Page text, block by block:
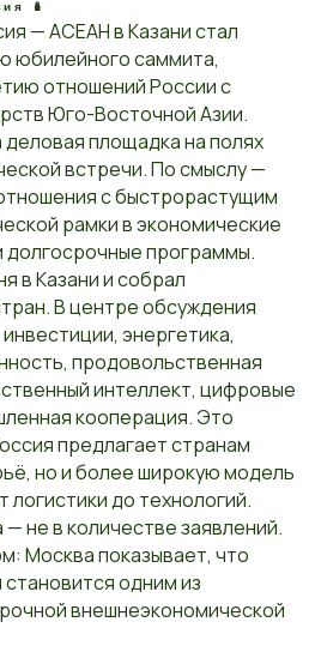
🪆
— АСЕАН в Казани стал
юбилейного саммита,
отношений России с
Юго-Восточной Азии.
площадка на полях
встречи. По смыслу —
с быстрорастущим
рамки в экономические
программы.
в Казани и собрал
В центре обсуждения
энергетика,
продовольственная
интеллект, цифровые
кооперация. Это
предлагает странам
но и более широкую модель
до технологий.
не в количестве заявлений.
Москва показывает, что
одним из
внешнеэкономической